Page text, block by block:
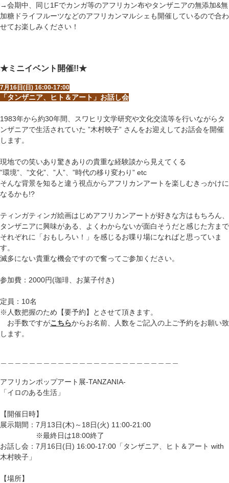
→会期中、同じ1Fでカンガ等のアフリカン布やタンザニアの無添加&無
加糖ドライフルーツなどのアフリカンマルシェも開催しているので合わ
せてお楽しみください！
★ミニイベント開催!!★
7月16日(日) 16:00-17:00
「タンザニア、ヒト＆アート」お話し会
1983年から約30年間、スワヒリ文学研究や文化交流等を行いながらタ
ンザニアで生活されていた ”木村映子” さんをお迎えしてお話会を開催
します。
現地での笑いあり驚きありの貴重な経験談から見えてくる
”環境”、”文化”、”人”、”時代の移り変わり” etc
そんな背景を知ると違う視点からアフリカンアートを楽しむきっかけに
なるかも!?
ティンガティンガ絵画はじめアフリカンアートが好きな方はもちろん、
タンザニアに興味がある、よくわからないが面白そうだと感じた方まで
それぞれに「おもしろい！」を感じるお喋り場になればと思っていま
す。
滅多にない貴重な機会ですので奮ってご参加ください。
参加費：2000円(珈琲、お菓子付き)
定員：10名
※人数把握のため【要予約】とさせて頂きます。
お手数ですがこちらからお名前、人数をご記入の上ご予約をお願い致
します。
アフリカンポップアート展-TANZANIA-
「イロのある生活」
【開催日時】
展示期間：7月13日(木)～18日(火) 11:00-21:00
※最終日は18:00終了
お話し会：7月16日(日) 16:00-17:00「タンザニア、ヒト＆アート with
木村映子」
【場所】